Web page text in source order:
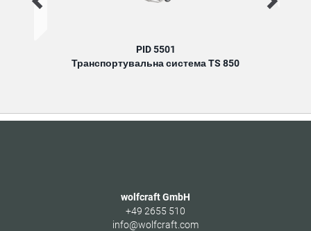
PID 5501
Транспортувальна система TS 850
wolfcraft GmbH
+49 2655 510
info@wolfcraft.com